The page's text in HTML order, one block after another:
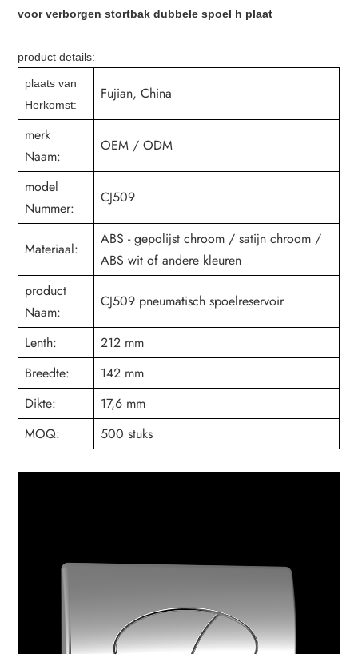
voor verborgen stortbak dubbele spoel h plaat
product details:
plaats van
Herkomst:
Fujian, China
merk
Naam:
OEM / ODM
model
Nummer:
CJ509
Materiaal:
ABS - gepolijst chroom / satijn chroom /
ABS wit of andere kleuren
product
Naam:
CJ509 pneumatisch spoelreservoir
Lenth:
212 mm
Breedte:
142 mm
Dikte:
17,6 mm
MOQ:
500 stuks